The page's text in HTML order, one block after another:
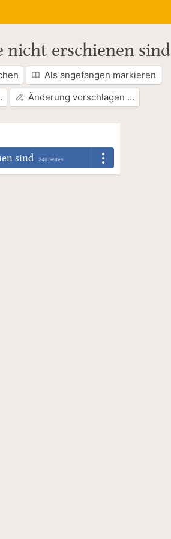
nicht erschienen sind
Als angefangen markieren
Änderung vorschlagen …
sind 248 Seiten